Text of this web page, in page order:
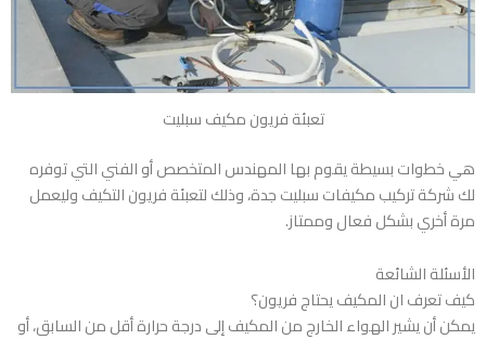
تعبئة فريون مكيف سبليت
هي خطوات بسيطة يقوم بها المهندس المتخصص أو الفني التي توفره
لك شركة تركيب مكيفات سبليت جدة، وذلك لتعبئة فريون التكيف وليعمل
مرة أخري بشكل فعال وممتاز.
الأسئلة الشائعة
كيف تعرف ان المكيف يحتاج فريون؟
يمكن أن يشير الهواء الخارج من المكيف إلى درجة حرارة أقل من السابق، أو